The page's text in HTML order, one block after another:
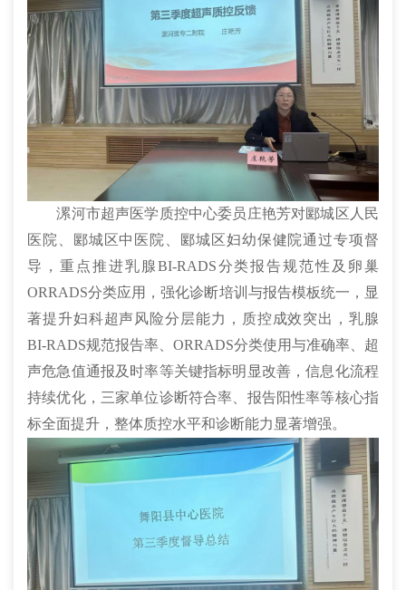
漯河市超声医学质控中心委员庄艳芳对郾城区人民
医院、郾城区中医院、郾城区妇幼保健院通过专项督
导，重点推进乳腺BI-RADS分类报告规范性及卵巢
ORRADS分类应用，强化诊断培训与报告模板统一，显
著提升妇科超声风险分层能力，质控成效突出，乳腺
BI-RADS规范报告率、ORRADS分类使用与准确率、超
声危急值通报及时率等关键指标明显改善，信息化流程
持续优化，三家单位诊断符合率、报告阳性率等核心指
标全面提升，整体质控水平和诊断能力显著增强。